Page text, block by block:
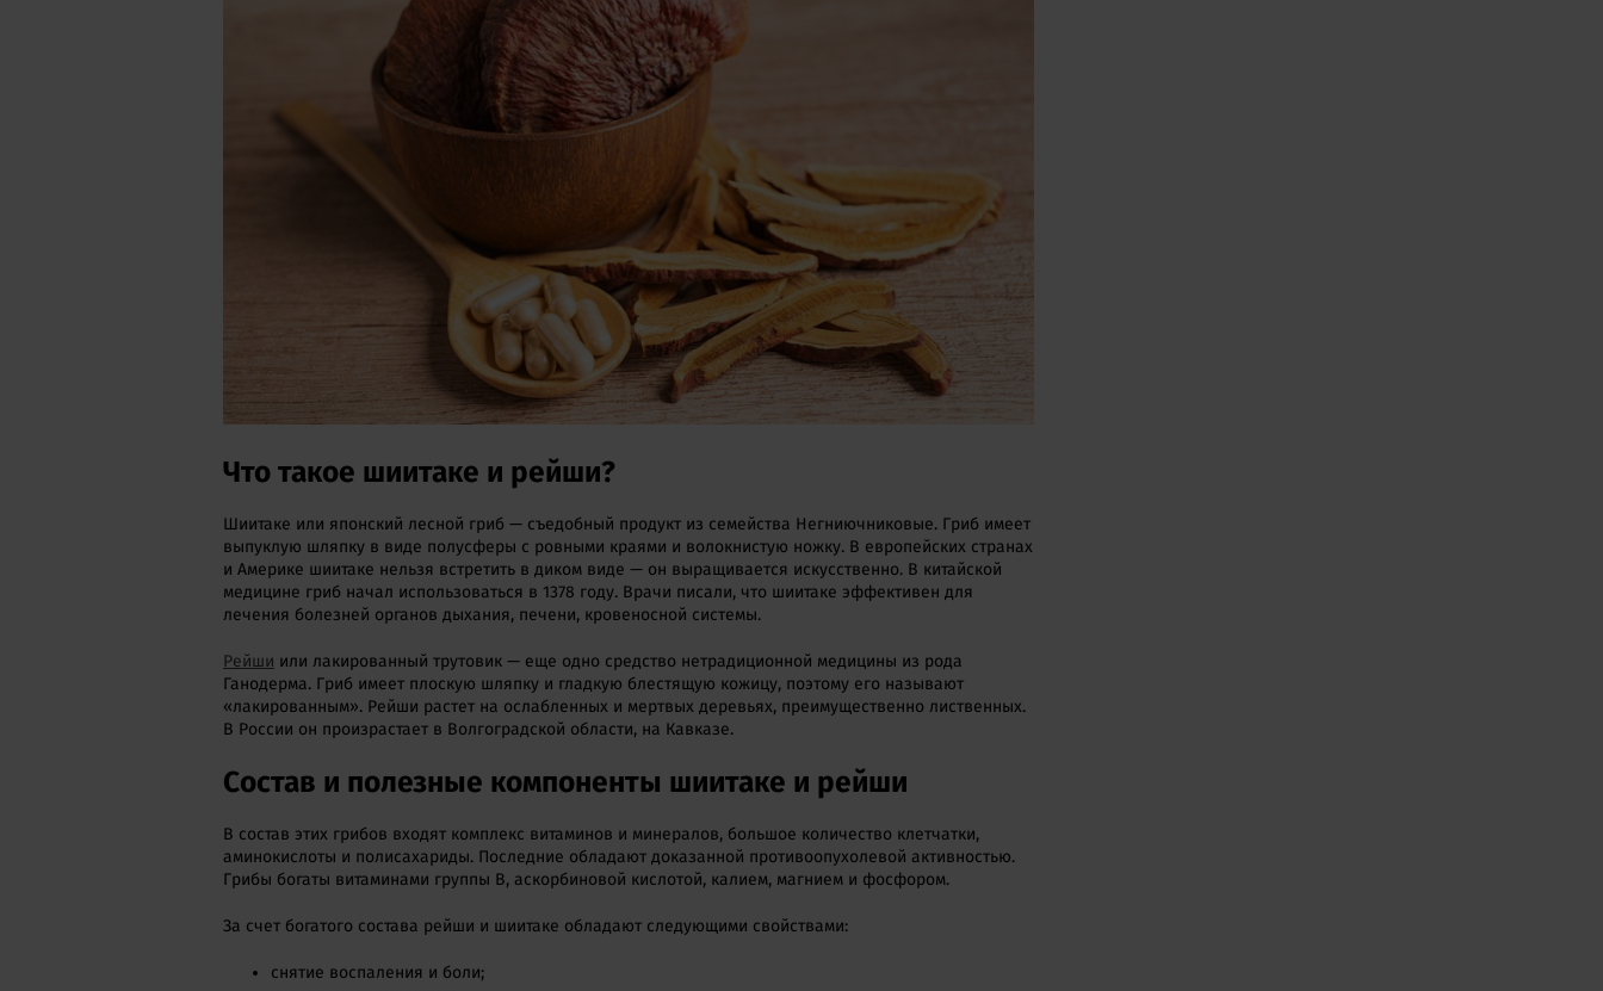
Что такое шиитаке и рейши?
Шиитаке или японский лесной гриб — съедобный продукт из семейства Негниючниковые. Гриб имеет
выпуклую шляпку в виде полусферы с ровными краями и волокнистую ножку. В европейских странах
и Америке шиитаке нельзя встретить в диком виде — он выращивается искусственно. В китайской
медицине гриб начал использоваться в 1378 году. Врачи писали, что шиитаке эффективен для
лечения болезней органов дыхания, печени, кровеносной системы.
Рейши или лакированный трутовик — еще одно средство нетрадиционной медицины из рода
Ганодерма. Гриб имеет плоскую шляпку и гладкую блестящую кожицу, поэтому его называют
«лакированным». Рейши растет на ослабленных и мертвых деревьях, преимущественно лиственных.
В России он произрастает в Волгоградской области, на Кавказе.
Состав и полезные компоненты шиитаке и рейши
В состав этих грибов входят комплекс витаминов и минералов, большое количество клетчатки,
аминокислоты и полисахариды. Последние обладают доказанной противоопухолевой активностью.
Грибы богаты витаминами группы B, аскорбиновой кислотой, калием, магнием и фосфором.
За счет богатого состава рейши и шиитаке обладают следующими свойствами:
снятие воспаления и боли;